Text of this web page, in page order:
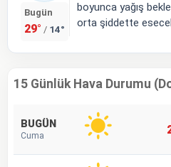
Bugün
29° / 14°
boyunca yağış
orta şiddette
15 Günlük Hava Durumu
BUGÜN
Cuma